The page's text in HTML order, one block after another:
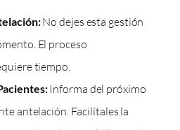
No dejes esta gestión
El proceso
tiempo.
Informa del próximo
antelación. Facilítales la